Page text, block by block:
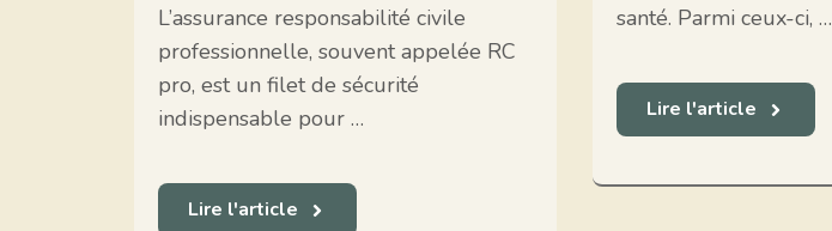
L’assurance responsabilité civile
professionnelle, souvent appelée RC
pro, est un filet de sécurité
indispensable pour …
Lire l'article
santé. Parmi ceux-ci, …
Lire l'article